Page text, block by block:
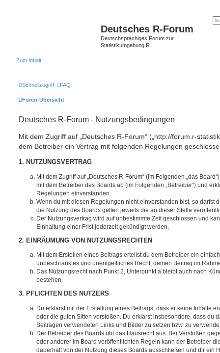
Deutsches R-Forum
Deutschsprachiges Forum zur
Statistikumgebung R
Zum Inhalt
Schnellzugriff FAQ
Foren-Übersicht
Deutsches R-Forum - Nutzungsbedingungen
Mit dem Zugriff auf „Deutsches R-Forum“ („http://forum.r-
dem Betreiber ein Vertrag mit folgenden Regelungen
1. NUTZUNGSVERTRAG
Mit dem Zugriff auf „Deutsches R-Forum“ (im Folgenden „das
mit dem Betreiber des Boards ab (im Folgenden „Betreiber“) und
Regelungen einverstanden.
Wenn du mit diesen Regelungen nicht einverstanden bist, so darfst
die Nutzung des Boards gelten jeweils die an dieser Stelle
Der Nutzungsvertrag wird auf unbestimmte Zeit geschlossen und
Einhaltung einer Frist jederzeit gekündigt werden.
2. EINRÄUMUNG VON NUTZUNGSRECHTEN
Mit dem Erstellen eines Beitrags erteilst du dem Betreiber ein
unbeschränktes und unentgeltliches Recht, deinen Beitrag im
Das Nutzungsrecht nach Punkt 2, Unterpunkt a bleibt auch nach
bestehen.
3. PFLICHTEN DES NUTZERS
Du erklärst mit der Erstellung eines Beitrags, dass er keine Inhalte
oder die guten Sitten verstoßen. Du erklärst insbesondere, dass du
Beiträgen verwendeten Links und Bilder zu setzen bzw. zu
Der Betreiber des Boards übt das Hausrecht aus. Bei Verstößen
oder anderer im Board veröffentlichten Regeln kann der Betreiber
dauerhaft von der Nutzung dieses Boards ausschließen und dir ein